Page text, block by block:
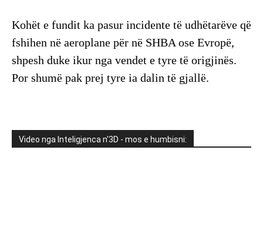
Kohët e fundit ka pasur incidente të udhëtarëve që
fshihen në aeroplane për në SHBA ose Evropë,
shpesh duke ikur nga vendet e tyre të origjinës.
Por shumë pak prej tyre ia dalin të gjallë.
Video nga Inteligjenca n'3D - mos e humbisni: